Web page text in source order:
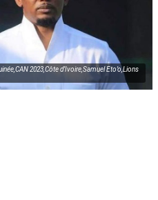
2023,Côte d’Ivoire,Samuel Eto’o,Lions